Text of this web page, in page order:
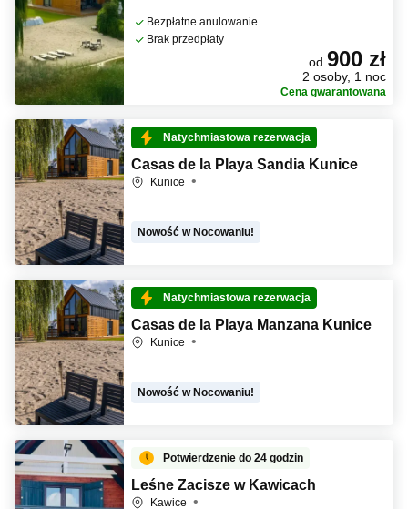
Bezpłatne anulowanie
Brak przedpłaty
od 900 zł
2 osoby, 1 noc
Cena gwarantowana
Natychmiastowa rezerwacja
Casas de la Playa Sandia Kunice
Kunice
Nowość w Nocowaniu!
Natychmiastowa rezerwacja
Casas de la Playa Manzana Kunice
Kunice
Nowość w Nocowaniu!
Potwierdzenie do 24 godzin
Leśne Zacisze w Kawicach
Kawice